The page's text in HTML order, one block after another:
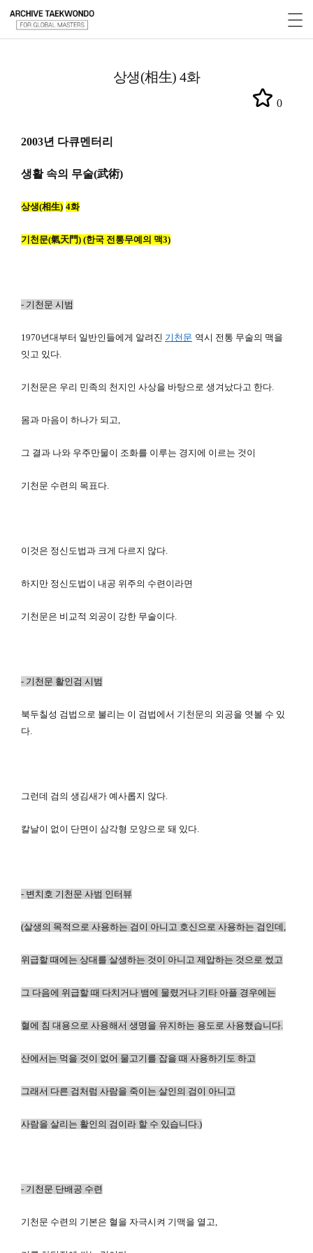
상생(相生) 4화
0
2003년 다큐멘터리
생활 속의 무술(武術)
상생(相生) 4화
기천문(氣天門) (한국 전통무예의 맥3)
- 기천문 시범
1970년대부터 일반인들에게 알려진 기천문 역시 전통 무술의 맥을
잇고 있다.
기천문은 우리 민족의 천지인 사상을 바탕으로 생겨났다고 한다.
몸과 마음이 하나가 되고,
그 결과 나와 우주만물이 조화를 이루는 경지에 이르는 것이
기천문 수련의 목표다.
이것은 정신도법과 크게 다르지 않다.
하지만 정신도법이 내공 위주의 수련이라면
기천문은 비교적 외공이 강한 무술이다.
- 기천문 활인검 시범
북두칠성 검법으로 불리는 이 검법에서 기천문의 외공을 엿볼 수 있
다.
그런데 검의 생김새가 예사롭지 않다.
칼날이 없이 단면이 삼각형 모양으로 돼 있다.
- 변치호 기천문 사범 인터뷰
(살생의 목적으로 사용하는 검이 아니고 호신으로 사용하는 검인데,
위급할 때에는 상대를 살생하는 것이 아니고 제압하는 것으로 썼고
그 다음에 위급할 때 다치거나 뱀에 물렸거나 기타 아플 경우에는
혈에 침 대용으로 사용해서 생명을 유지하는 용도로 사용했습니다.
산에서는 먹을 것이 없어 물고기를 잡을 때 사용하기도 하고
그래서 다른 검처럼 사람을 죽이는 살인의 검이 아니고
사람을 살리는 활인의 검이라 할 수 있습니다.)
- 기천문 단배 공 수련
기천문 수련의 기본은 혈을 자극시켜 기맥을 열고,